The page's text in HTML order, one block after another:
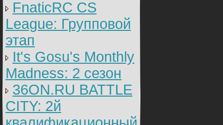
FnaticRC CS
League: Групповой
этап
It's Gosu's Monthly
Madness: 2 сезон
36ON.RU BATTLE
CITY: 2й